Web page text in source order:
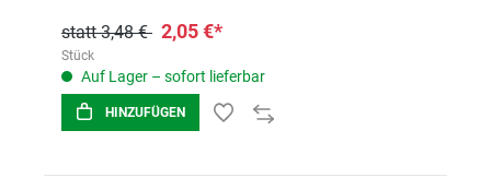
statt 3,48 € 2,05 €*
Stück
Auf Lager – sofort lieferbar
HINZUFÜGEN